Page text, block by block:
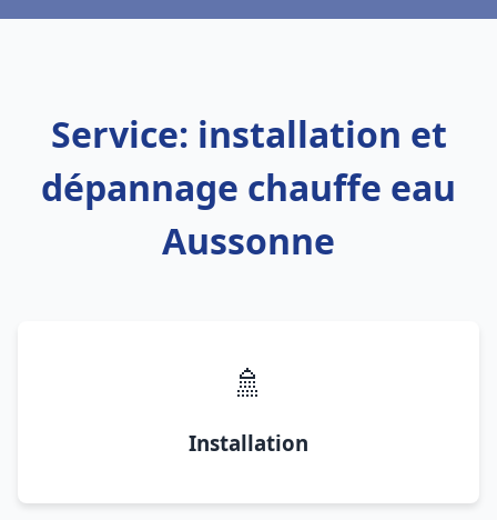
Service: installation et
dépannage chauffe eau
Aussonne
🚿
Installation